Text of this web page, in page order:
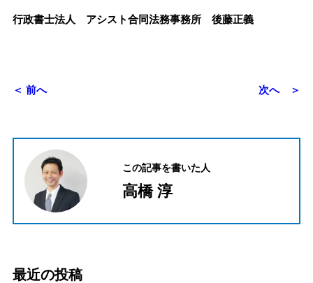
行政書士法人 アシスト合同法務事務所 後藤正義
＜ 前へ 次へ ＞
この記事を書いた人
高橋 淳
最近の投稿